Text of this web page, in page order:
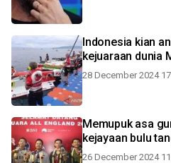
Indonesia kian
kejuaraan dunia
28 December 2024
Memupuk asa
kejayaan bulu
26 December 2024